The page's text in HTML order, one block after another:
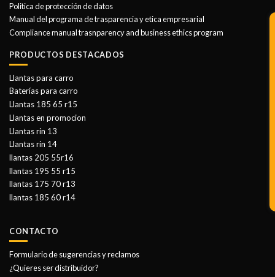
Politica de protección de datos
Manual del programa de trasparencia y etica empresarial
Compliance manual trasnparency and business ethics program
PRODUCTOS DESTACADOS
Llantas para carro
Baterías para carro
Llantas 185 65 r15
Llantas en promocion
Llantas rin 13
Llantas rin 14
llantas 205 55r16
llantas 195 55 r15
llantas 175 70 r13
llantas 185 60 r14
CONTACTO
Formulario de sugerencias y reclamos
¿Quieres ser distribuidor?